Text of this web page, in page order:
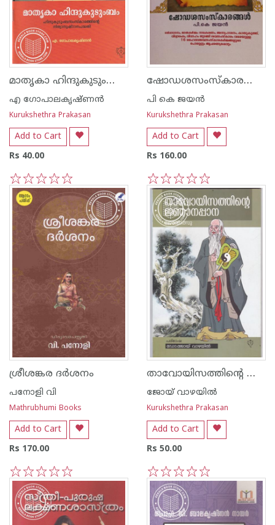
മാതൃകാ ഹിന്ദുകുടുംബം - ഹിന്ദുകുടുംബസംസ്‌കാരത്തിന്റെ നിത്യാനുഷ്‌ഠാനപദ്ധതി
എ ഗോപാലകൃഷ്ണ‌ന്‍
Kurukshethra Prakasan
Add to Cart
Rs 40.00
5
4
3
2
1
ഷോഡശസംസ്‌കാരങ്ങൾ
പി കെ ജയ‌ന്‍
Kurukshethra Prakasan
Add to Cart
Rs 160.00
5
4
3
2
1
ശ്രീശങ്കര ദര്‍ശനം
പനോളി വി
Mathrubhumi Books
Add to Cart
Rs 170.00
5
4
3
2
1
താവോയിസത്തിന്റെ ജ്ഞാനപ്പന
ജോയ് വാഴയില്‍
Kurukshethra Prakasan
Add to Cart
Rs 50.00
5
4
3
2
1